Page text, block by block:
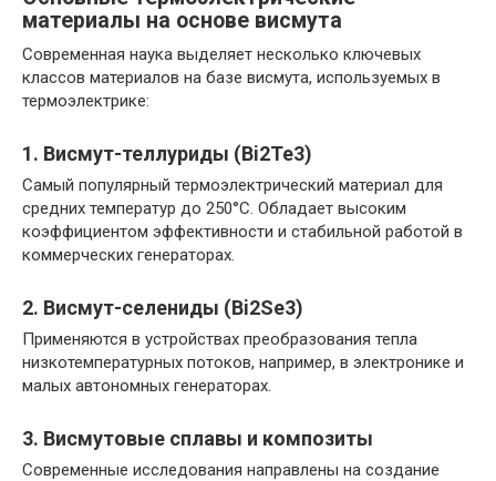
материалы на основе висмута
Современная наука выделяет несколько ключевых
классов материалов на базе висмута, используемых в
термоэлектрике:
1. Висмут-теллуриды (Bi2Te3)
Самый популярный термоэлектрический материал для
средних температур до 250°C. Обладает высоким
коэффициентом эффективности и стабильной работой в
коммерческих генераторах.
2. Висмут-селениды (Bi2Se3)
Применяются в устройствах преобразования тепла
низкотемпературных потоков, например, в электронике и
малых автономных генераторах.
3. Висмутовые сплавы и композиты
Современные исследования направлены на создание